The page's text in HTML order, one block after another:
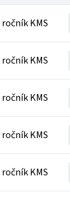
KMS
ročník KMS
ročník KMS
KMS
ročník KMS